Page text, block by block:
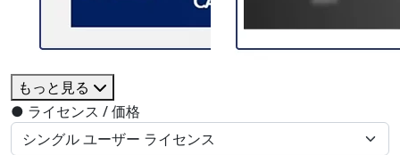
もっと見る
● ライセンス / 価格